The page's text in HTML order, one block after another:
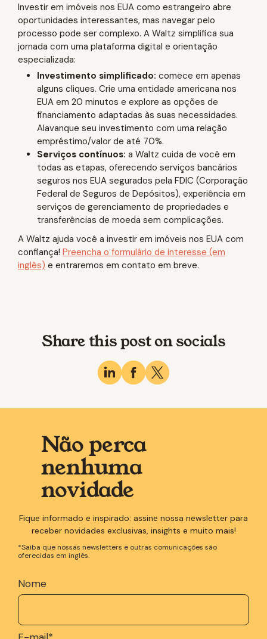
Investir em imóveis nos EUA como estrangeiro abre
oportunidades interessantes, mas navegar pelo
processo pode ser complexo. A Waltz simplifica sua
jornada com uma plataforma digital e orientação
especializada:
Investimento simplificado: comece em apenas
alguns cliques. Crie uma entidade americana nos
EUA em 20 minutos e explore as opções de
financiamento adaptadas às suas necessidades.
Alavanque seu investimento com uma relação
empréstimo/valor de até 70%.
Serviços contínuos: a Waltz cuida de você em
todas as etapas, oferecendo serviços bancários
seguros nos EUA segurados pela FDIC (Corporação
Federal de Seguros de Depósitos), experiência em
serviços de gerenciamento de propriedades e
transferências de moeda sem complicações.
A Waltz ajuda você a investir em imóveis nos EUA com
confiança! Preencha o formulário de interesse (em
inglês) e entraremos em contato em breve.
Share this post on socials
Não perca
nenhuma
novidade
Fique informado e inspirado: assine nossa newsletter para
receber novidades exclusivas, insights e muito mais!
*Saiba que nossas newsletters e outras comunicações são
oferecidas em inglês.
Nome